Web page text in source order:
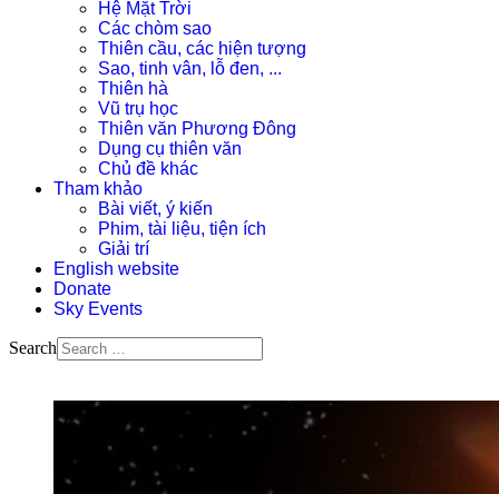
Hệ Mặt Trời
Các chòm sao
Thiên cầu, các hiện tượng
Sao, tinh vân, lỗ đen, ...
Thiên hà
Vũ trụ học
Thiên văn Phương Đông
Dụng cụ thiên văn
Chủ đề khác
Tham khảo
Bài viết, ý kiến
Phim, tài liệu, tiện ích
Giải trí
English website
Donate
Sky Events
Search